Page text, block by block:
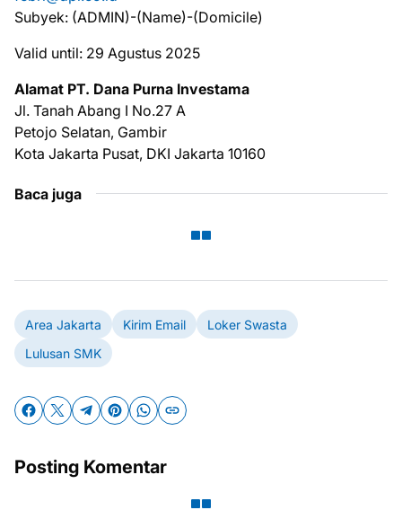
Subyek: (ADMIN)-(Name)-(Domicile)
Valid until: 29 Agustus 2025
Alаmаt PT. Dana Purna Investama
Jl. Tanah Abang I No.27 A
Petojo Selatan, Gambir
Kota Jakarta Pusat, DKI Jakarta 10160
Baca juga
Area Jakarta Kirim Email
Loker Swasta
Lulusan SMK
Posting Komentar